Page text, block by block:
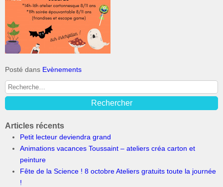
Posté dans Evènements
Articles récents
Petit lecteur deviendra grand
Animations vacances Toussaint – ateliers créa carton et
peinture
Fête de la Science ! 8 octobre Ateliers gratuits toute la journée
!